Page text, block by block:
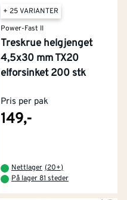
+ 25 VARIANTER
Power-Fast II
Treskrue helgjenget
4,5x30 mm TX20
elforsinket 200 stk
Pris per pak
149,-
Nettlager (20+)
På lager 81 steder